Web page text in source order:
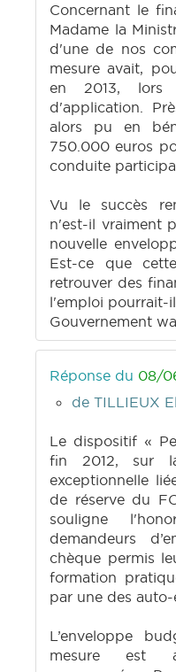
Concernant le
Madame la
d'une de nos
mesure avait,
en 2013, lors
d'application.
alors pu en
750.000 euros
conduite
Vu le succès
n'est-il vraiment
nouvelle
Est-ce que
retrouver des
l'emploi pourrait-
Gouvernement
Réponse du 08/
de TILLIEUX
Le dispositif «
fin 2012, sur
exceptionnelle
de réserve du
souligne
demandeurs
chèque permis
formation
par une des
L’enveloppe
mesure est